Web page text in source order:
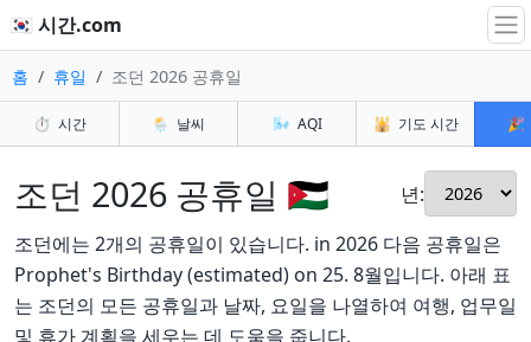
🇰🇷 시간.com
홈 휴일 조던 2026 공휴일
⏱️ 시간 🌦️ 날씨 🌬️ AQI 🕌 기도 시간 🎉
조던 2026 공휴일 🇯🇴
년:
조던에는 2개의 공휴일이 있습니다. in 2026 다음 공휴일은
Prophet's Birthday (estimated) on 25. 8월입니다. 아래 표
는 조던의 모든 공휴일과 날짜, 요일을 나열하여 여행, 업무일
및 휴가 계획을 세우는 데 도움을 줍니다.